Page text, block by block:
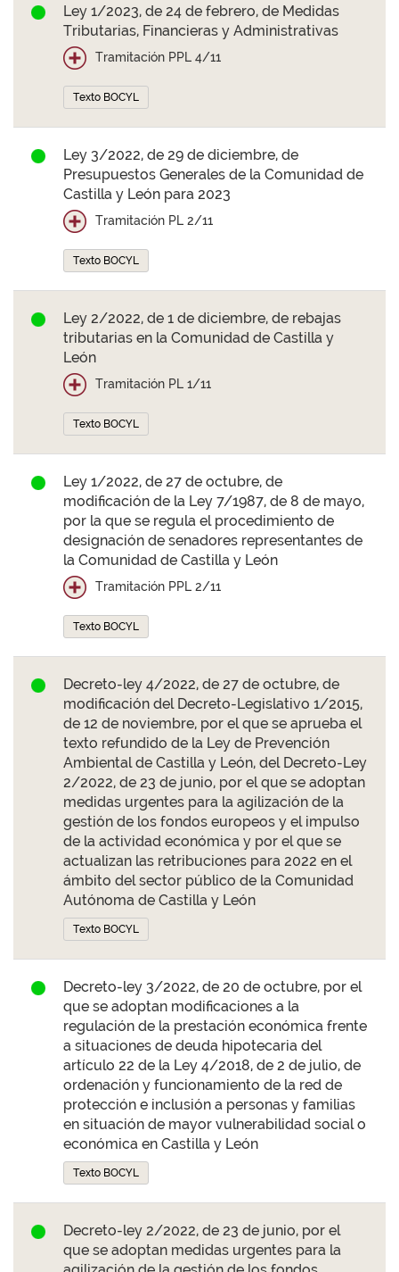
Ley 1/2023, de 24 de febrero, de Medidas
Tributarias, Financieras y Administrativas
Tramitación PPL 4/11
Texto BOCYL
Ley 3/2022, de 29 de diciembre, de
Presupuestos Generales de la Comunidad de
Castilla y León para 2023
Tramitación PL 2/11
Texto BOCYL
Ley 2/2022, de 1 de diciembre, de rebajas
tributarias en la Comunidad de Castilla y
León
Tramitación PL 1/11
Texto BOCYL
Ley 1/2022, de 27 de octubre, de
modificación de la Ley 7/1987, de 8 de mayo,
por la que se regula el procedimiento de
designación de senadores representantes de
la Comunidad de Castilla y León
Tramitación PPL 2/11
Texto BOCYL
Decreto-ley 4/2022, de 27 de octubre, de
modificación del Decreto-Legislativo 1/2015,
de 12 de noviembre, por el que se aprueba el
texto refundido de la Ley de Prevención
Ambiental de Castilla y León, del Decreto-Ley
2/2022, de 23 de junio, por el que se adoptan
medidas urgentes para la agilización de la
gestión de los fondos europeos y el impulso
de la actividad económica y por el que se
actualizan las retribuciones para 2022 en el
ámbito del sector público de la Comunidad
Autónoma de Castilla y León
Texto BOCYL
Decreto-ley 3/2022, de 20 de octubre, por el
que se adoptan modificaciones a la
regulación de la prestación económica frente
a situaciones de deuda hipotecaria del
artículo 22 de la Ley 4/2018, de 2 de julio, de
ordenación y funcionamiento de la red de
protección e inclusión a personas y familias
en situación de mayor vulnerabilidad social o
económica en Castilla y León
Texto BOCYL
Decreto-ley 2/2022, de 23 de junio, por el
que se adoptan medidas urgentes para la